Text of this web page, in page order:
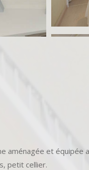
aménagée et équipée
petit cellier.